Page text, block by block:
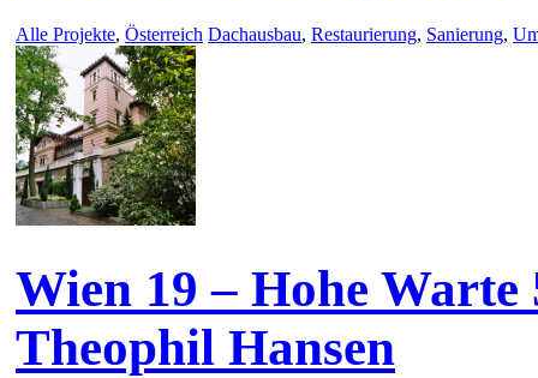
Alle Projekte, Österreich Dachausbau, Restaurierung, Sanierung,
Wien 19 – Hohe Warte
Theophil Hansen